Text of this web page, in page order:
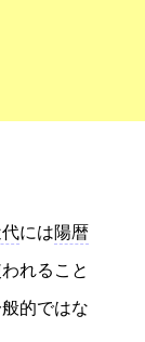
には陽暦
れること
的ではな